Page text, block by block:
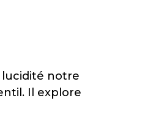
lucidité notre
Il explore